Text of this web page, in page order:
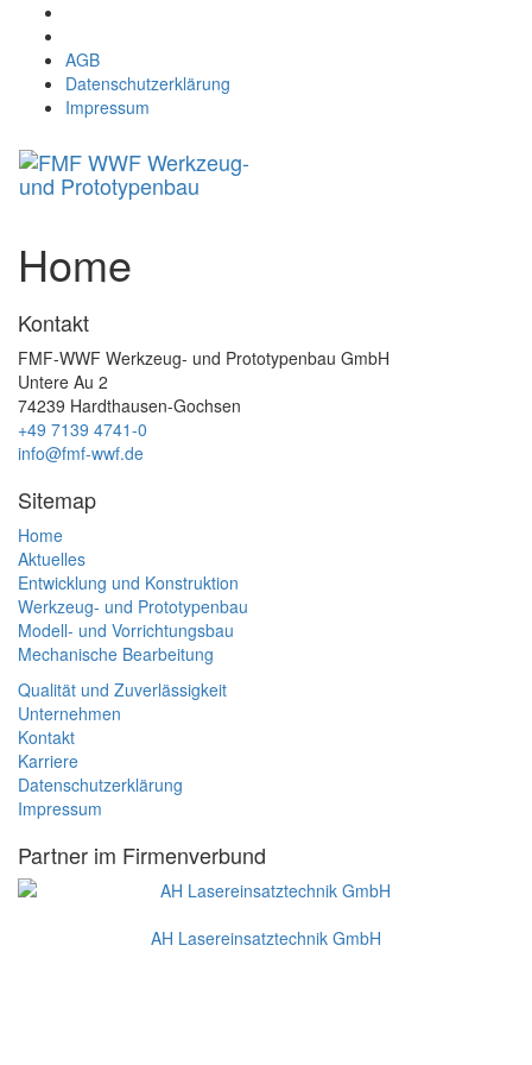
AGB
Datenschutzerklärung
Impressum
Home
Kontakt
FMF-WWF Werkzeug- und Prototypenbau GmbH
Untere Au 2
74239 Hardthausen-Gochsen
+49 7139 4741-0
info@fmf-wwf.de
Sitemap
Home
Aktuelles
Entwicklung und Konstruktion
Werkzeug- und Prototypenbau
Modell- und Vorrichtungsbau
Mechanische Bearbeitung
Qualität und Zuverlässigkeit
Unternehmen
Kontakt
Karriere
Datenschutzerklärung
Impressum
Partner im Firmenverbund
AH Lasereinsatztechnik GmbH